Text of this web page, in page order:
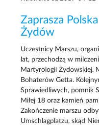
Zaprasza
Żydów
Uczestnicy Marszu,
lat, przechodzą w
Martyrologii Żydowskiej.
Bohaterów Getta.
Sprawiedliwych, pomnik
Miłej 18 oraz kamień
Zakończenie marszu
Umschlagplatzu, skąd